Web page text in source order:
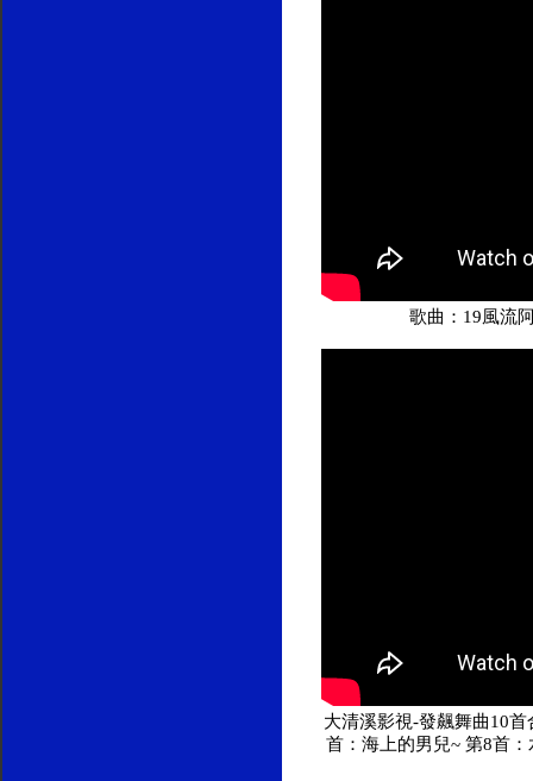
歌曲：19風流
大清溪影視-發飆舞曲10
首：海上的男兒~ 第8首